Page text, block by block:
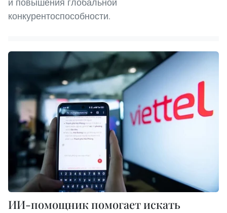
и повышения глобальной
конкурентоспособности.
ИИ-помощник помогает искать